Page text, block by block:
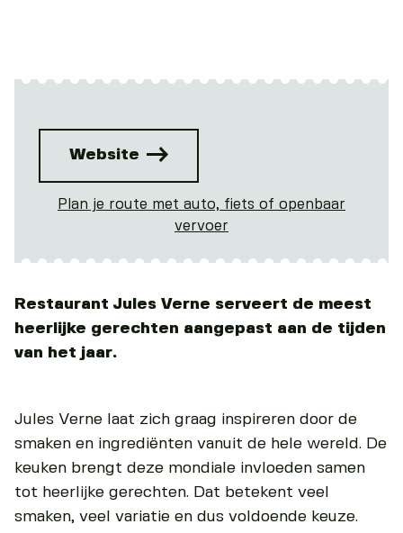
Website
Plan je route met auto, fiets of openbaar
vervoer
Restaurant Jules Verne serveert de meest
heerlijke gerechten aangepast aan de tijden
van het jaar.
Jules Verne laat zich graag inspireren door de
smaken en ingrediënten vanuit de hele wereld. De
keuken brengt deze mondiale invloeden samen
tot heerlijke gerechten. Dat betekent veel
smaken, veel variatie en dus voldoende keuze.